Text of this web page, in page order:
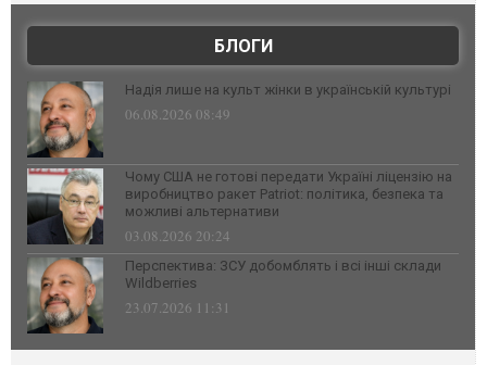
БЛОГИ
Надія лише на культ жінки в українській культурі
06.08.2026 08:49
Чому США не готові передати Україні ліцензію на
виробництво ракет Patriot: політика, безпека та
можливі альтернативи
03.08.2026 20:24
Перспектива: ЗСУ добомблять і всі інші склади
Wildberries
23.07.2026 11:31